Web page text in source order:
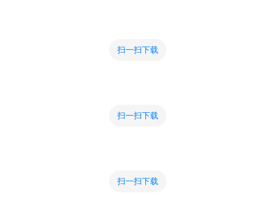
扫一扫下载
扫一扫下载
扫一扫下载